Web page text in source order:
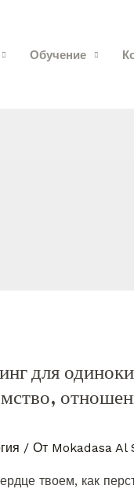
Обучение
для
/ От Mokadasa Al
твоем, как